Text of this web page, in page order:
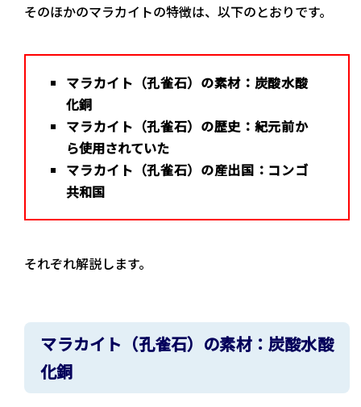
そのほかのマラカイトの特徴は、以下のとおりです。
マラカイト（孔雀石）の素材：炭酸水酸
化銅
マラカイト（孔雀石）の歴史：紀元前か
ら使用されていた
マラカイト（孔雀石）の産出国：コンゴ
共和国
それぞれ解説します。
マラカイト（孔雀石）の素材：炭酸水酸
化銅